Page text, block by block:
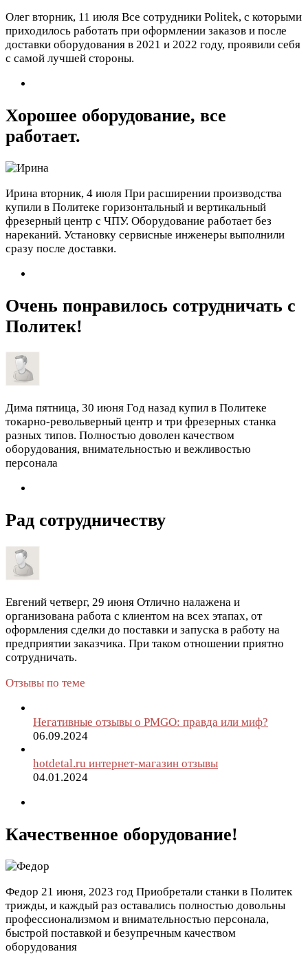
Олег вторник, 11 июля Все сотрудники Politek, с которыми
приходилось работать при оформлении заказов и после
доставки оборудования в 2021 и 2022 году, проявили себя
с самой лучшей стороны.
Хорошее оборудование, все
работает.
Ирина вторник, 4 июля При расширении производства
купили в Политеке горизонтальный и вертикальный
фрезерный центр с ЧПУ. Оборудование работает без
нареканий. Установку сервисные инженеры выполнили
сразу после доставки.
Очень понравилось сотрудничать с
Политек!
Дима пятница, 30 июня Год назад купил в Политеке
токарно-револьверный центр и три фрезерных станка
разных типов. Полностью доволен качеством
оборудования, внимательностью и вежливостью
персонала
Рад сотрудничеству
Евгений четверг, 29 июня Отлично налажена и
организована работа с клиентом на всех этапах, от
оформления сделки до поставки и запуска в работу на
предприятии заказчика. При таком отношении приятно
сотрудничать.
Отзывы по теме
Негативные отзывы о PMGO: правда или миф?
06.09.2024
hotdetal.ru интернет-магазин отзывы
04.01.2024
Качественное оборудование!
Федор 21 июня, 2023 год Приобретали станки в Политек
трижды, и каждый раз оставались полностью довольны
профессионализмом и внимательностью персонала,
быстрой поставкой и безупречным качеством
оборудования